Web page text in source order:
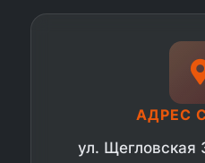
АДРЕС
ул. Щегловская